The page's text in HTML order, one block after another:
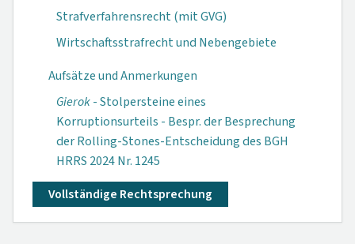
Strafverfahrensrecht (mit GVG)
Wirtschaftsstrafrecht und Nebengebiete
Aufsätze und Anmerkungen
Gierok- Stolpersteine eines
Korruptionsurteils - Bespr. der Besprechung
der Rolling-Stones-Entscheidung des BGH
HRRS 2024 Nr. 1245
Vollständige Rechtsprechung